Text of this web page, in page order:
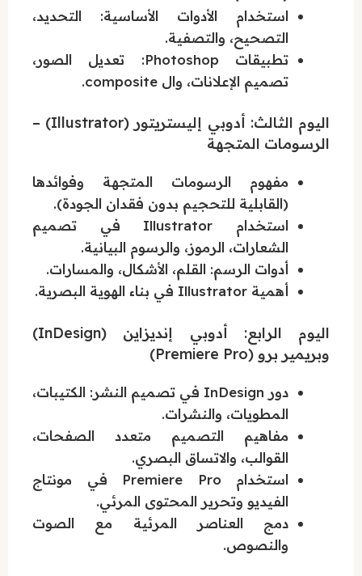
استخدام الأدوات الأساسية: التحديد،
التصحيح، والتصفية.
تطبيقات Photoshop: تعديل الصور،
تصميم الإعلانات، وال composite.
اليوم الثالث: أدوبي إليستريتور (Illustrator) –
الرسومات المتجهة
مفهوم الرسومات المتجهة وفوائدها
(القابلية للتحجيم بدون فقدان الجودة).
استخدام Illustrator في تصميم
الشعارات، الرموز، والرسوم البيانية.
أدوات الرسم: القلم، الأشكال، والمسارات.
أهمية Illustrator في بناء الهوية البصرية.
اليوم الرابع: أدوبي إنديزاين (InDesign)
وبريمير برو (Premiere Pro)
دور InDesign في تصميم النشر: الكتيبات،
المطويات، والنشرات.
مفاهيم التصميم متعدد الصفحات،
القوالب، والاتساق البصري.
استخدام Premiere Pro في مونتاج
الفيديو وتحرير المحتوى المرئي.
دمج العناصر المرئية مع الصوت
والنصوص.